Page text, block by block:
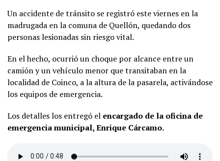
Un accidente de tránsito se registró este viernes en la
madrugada en la comuna de Quellón, quedando dos
personas lesionadas sin riesgo vital.
En el hecho, ocurrió un choque por alcance entre un
camión y un vehículo menor que transitaban en la
localidad de Coinco, a la altura de la pasarela, activándose
los equipos de emergencia.
Los detalles los entregó el encargado de la oficina de
emergencia municipal, Enrique Cárcamo.